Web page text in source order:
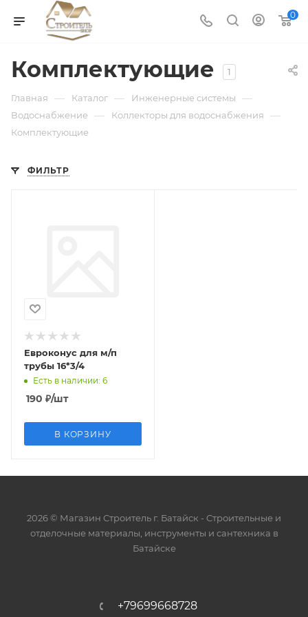
0
Комплектующие 1
Главная — Каталог — Инженерные системы —
Водоснабжение — Коллекторы для водоснабжения —
Комплектующие
ФИЛЬТР
Евроконус для м/п
трубы 16*3/4
Есть в наличии: 6
190 ₽/шт
В КОРЗИНУ
2026 © Магазин Строитель г. Батайск - Cтроительные и
отделочные материалы, инструменты и сантехника в
Батайске
+79699668728